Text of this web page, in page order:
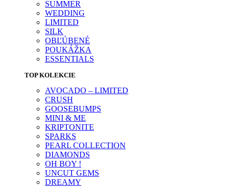
SUMMER
WEDDING
LIMITED
SILK
OBĽÚBENÉ
POUKÁŽKA
ESSENTIALS
TOP KOLEKCIE
AVOCADO – LIMITED
CRUSH
GOOSEBUMPS
MINI & ME
KRIPTONITE
SPARKS
PEARL COLLECTION
DIAMONDS
OH BOY !
UNCUT GEMS
DREAMY